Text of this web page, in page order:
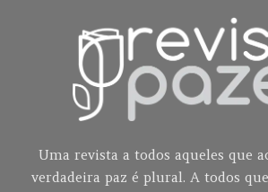
Uma revista a todos aqueles que
verdadeira paz é plural. A todos